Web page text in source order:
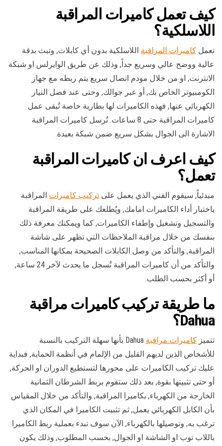
كيف تعمل كاميرات المراقبة
اللاسلكية؟
تعمل كاميرات المراقبة اللاسلكية بدون أي كابلات, وتبث بدقة
عالية ووضح عالي وسريع جداً, وذلك عن طريق الوايرلس او شبكة
الانترنت, او من خلال مودم اتصال سريع يتم ربطه مع جهاز
الكومبيوتر الخاص بك, أو عبر جوالك, وحتى عند فصل التيار
الكهربائي عنها, فهذه الكاميرات لها بطارية خاصة تُبقى عمل
كاميرات المراقبة حتى 8 ساعات. تُرسل كاميرات المراقبة
الاشارة الى الجوال بشكل سريع ضمن شبكة بعيدة.
كيف اعرف ان كاميرات المراقبة
تعمل؟
مبدئياً, سيقوم الفني الذي يعمل على تركيب كاميرات المراقبة
باختبار أداء الكاميرات امامك, ويُطلعك على طريقة المراقبة
والتسجيل وتشغيل وإطفاء الكاميرات, كما ويمكنك معرفة ذلك
بنفسك من خلال مراقبة الملاحظات التي تظهر على شاشة
المراقبة, والتأكد من وصل الكابلات الصحيحة بمكانها المناسب,
والتأكد من أن كاميرات المراقبة تُسجل ما يحدث لآخر 24 ساعة,
أو أكثر بحسب الطلب.
ما طريقة تركيب كاميرات مراقبة
Dahua؟
تتميز كاميرات مراقبة
Dahua بأنها سهلة التركيب بالنسبة
للأشخاص الذين لديهم القليل من الإلمام في أنظمة الحماية, فبداية
عليك تركيب الكاميرات على محورها لتستطيع الدوران او الحركة,
أو حتى تثبيتها بقوة, بعد ذلك ستقوم بربط الشرطان الثمانية
الخارجة من الكهرباء, بكاميرا المراقبة, والتأكد من خلال المقياس
بأن الكابل الكهربائي يعمل, ثم تثبيت الكاميرا في المكان الذي
ترغب به, وتوصيلها بالكهرباء, الآن سوف تبدء بعملية ربط الكاميرا
باللاب توب او الشاشة او الجوال, بحسب المطلوب, وذلك يكون